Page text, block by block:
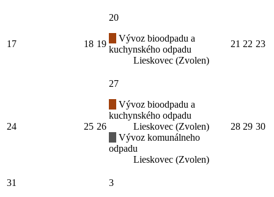
17 18 19
20
Vývoz bioodpadu a
kuchynského odpadu
Lieskovec (Zvolen)
21 22 23
24 25 26
27
Vývoz bioodpadu a
kuchynského odpadu
Lieskovec (Zvolen)
Vývoz komunálneho
odpadu
Lieskovec (Zvolen)
28 29 30
31
3